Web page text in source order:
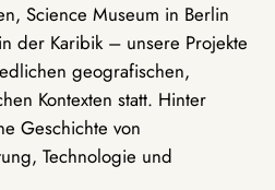
Science Museum in Berlin
der Karibik – unsere Projekte
geografischen,
Kontexten statt. Hinter
Geschichte von
Technologie und